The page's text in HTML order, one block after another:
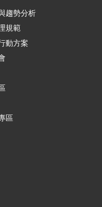
趨勢分析
規範
動方案
區